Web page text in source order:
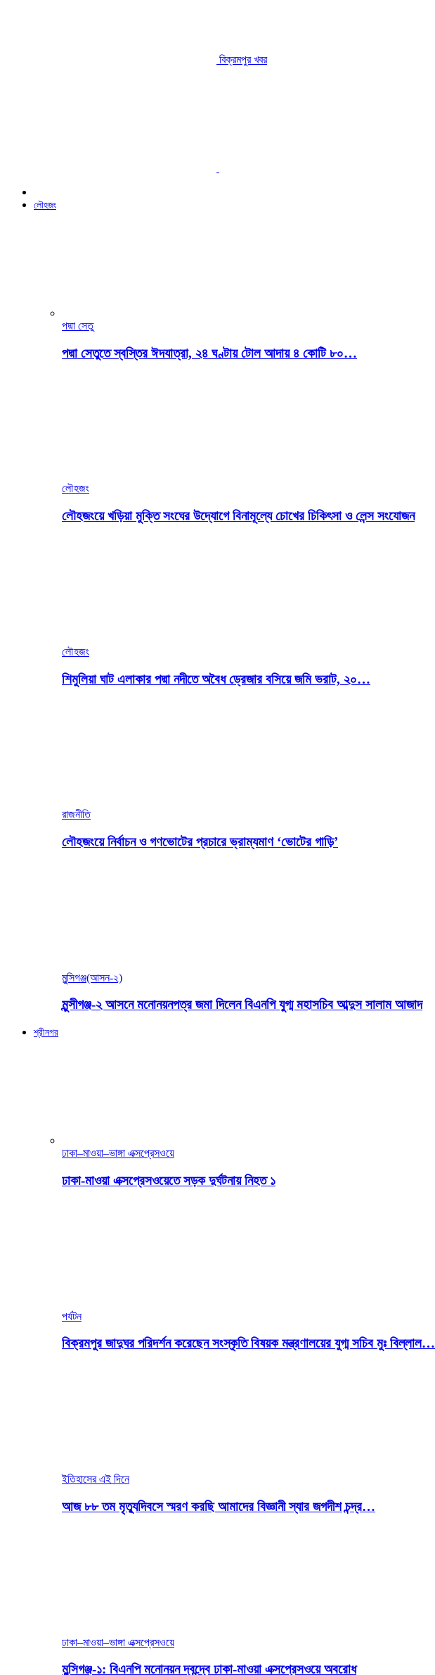
বিক্রমপুর খবর
লৌহজং
পদ্মা সেতু
পদ্মা সেতুতে স্বস্তির ঈদযাত্রা, ২৪ ঘণ্টায় টোল আদায় ৪ কোটি ৮০…
লৌহজং
লৌহজংয়ে খড়িয়া মুক্তি সংঘের উদ্যোগে বিনামূল্যে চোখের চিকিৎসা ও লেন্স সংযোজন
লৌহজং
শিমুলিয়া ঘাট এলাকার পদ্মা নদীতে অবৈধ ড্রেজার বসিয়ে জমি ভরাট, ২০…
রাজনীতি
লৌহজংয়ে নির্বাচন ও গণভোটের প্রচারে ভ্রাম্যমাণ ‘ভোটের গাড়ি’
মুন্সিগঞ্জ(আসন-২)
মুন্সীগঞ্জ-২ আসনে মনোনয়নপত্র জমা দিলেন বিএনপি যুগ্ম মহাসচিব আব্দুস সালাম আজাদ
শ্রীনগর
ঢাকা–মাওয়া–ভাঙ্গা এক্সপ্রেসওয়ে
ঢাকা-মাওয়া এক্সপ্রেসওয়েতে সড়ক দুর্ঘটনায় নিহত ১
পর্যটন
বিক্রমপুর জাদুঘর পরিদর্শন করেছেন সংস্কৃতি বিষয়ক মন্ত্রণালয়ের যুগ্ম সচিব মুঃ বিল্লাল…
ইতিহাসের এই দিনে
আজ ৮৮ তম মৃত্যুদিবসে স্মরণ করছি আমাদের বিজ্ঞানী স্যার জগদীশ চন্দ্র…
ঢাকা–মাওয়া–ভাঙ্গা এক্সপ্রেসওয়ে
মুন্সিগঞ্জ-১: বিএনপি মনোনয়ন দ্বন্দ্বে ঢাকা-মাওয়া এক্সপ্রেসওয়ে অবরোধ